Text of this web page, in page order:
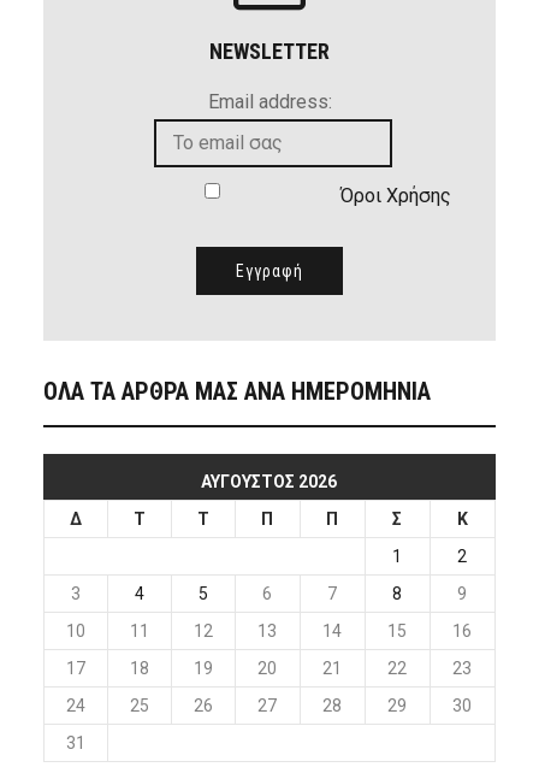
NEWSLETTER
Email address:
Όροι Χρήσης
ΟΛΑ ΤΑ ΑΡΘΡΑ ΜΑΣ ΑΝΑ ΗΜΕΡΟΜΗΝΙΑ
ΑΎΓΟΥΣΤΟΣ 2026
Δ
Τ Τ Π Π Σ
Κ
1
2
3
4 5 6 7 8
9
10
11 12 13 14 15
16
17
18 19 20 21 22
23
24
25 26 27 28 29
30
31